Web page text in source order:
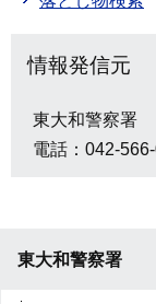
情報発信元
東大和警察署
電話：042-
東大和警察署